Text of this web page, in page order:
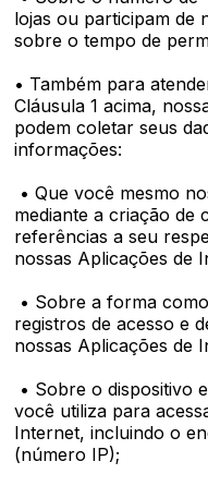
lojas ou participam de
sobre o tempo de
• Também para
Cláusula 1 acima,
podem coletar seus
informações:
• Que você mesmo
mediante a criação de
referências a seu
nossas Aplicações de
• Sobre a forma
registros de acesso e
nossas Aplicações de
• Sobre o dispositivo
você utiliza para
Internet, incluindo o
(número IP);